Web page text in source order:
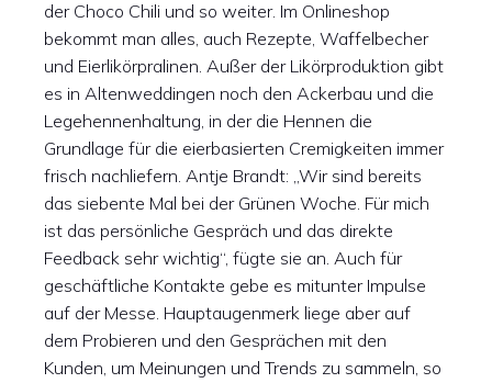
der Choco Chili und so weiter. Im Onlineshop
bekommt man alles, auch Rezepte, Waffelbecher
und Eierlikörpralinen. Außer der Likörproduktion gibt
es in Altenweddingen noch den Ackerbau und die
Legehennenhaltung, in der die Hennen die
Grundlage für die eierbasierten Cremigkeiten immer
frisch nachliefern. Antje Brandt: „Wir sind bereits
das siebente Mal bei der Grünen Woche. Für mich
ist das persönliche Gespräch und das direkte
Feedback sehr wichtig“, fügte sie an. Auch für
geschäftliche Kontakte gebe es mitunter Impulse
auf der Messe. Hauptaugenmerk liege aber auf
dem Probieren und den Gesprächen mit den
Kunden, um Meinungen und Trends zu sammeln, so